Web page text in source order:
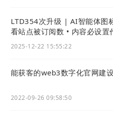
变革，区别于机器大工业
力和生产关系也发生了
代，劳动者逐渐从繁琐笨
导到以信息数据形态为主的
杭州电子商务研究院对“数
LTD354次升级 | AI智能体图
看站点被订阅数 • 内容必设置
2025-12-22 15:55:22
能获客的web3数字化官⽹建
2022-09-26 09:58:50